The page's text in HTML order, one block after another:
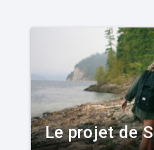
Le projet de